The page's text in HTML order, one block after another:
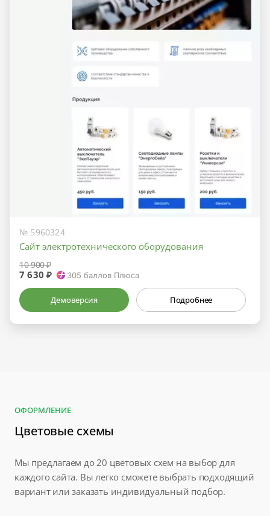
№ 5960324
Сайт электротехнического оборудования
10 900 ₽
7 630 ₽ 305 баллов Плюса
Демоверсия Подробнее
ОФОРМЛЕНИЕ
Цветовые схемы
Мы предлагаем до 20 цветовых схем на выбор для
каждого сайта. Вы легко сможете выбрать подходящий
вариант или заказать индивидуальный подбор.